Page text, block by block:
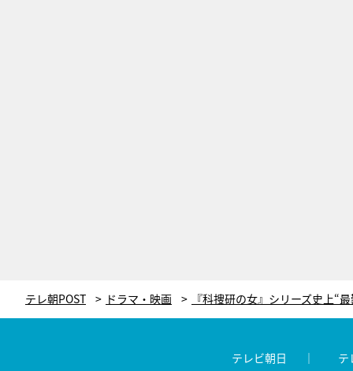
テレ朝POST ドラマ・映画
テレビ朝日 テ